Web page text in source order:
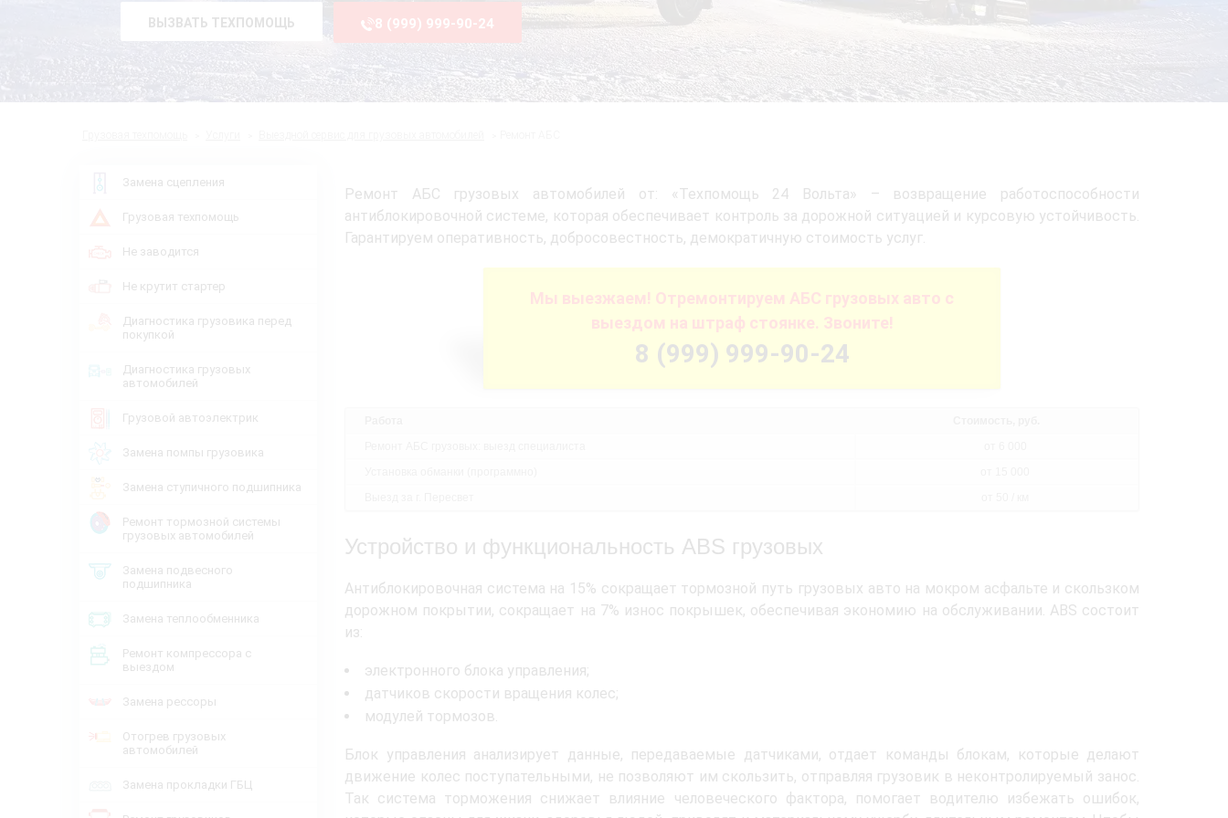
ВЫЗВАТЬ ТЕХПОМОЩЬ 8 (999) 999-90-24
Замена сцепления
Грузовая техпомощь
Не заводится
Не крутит стартер
Диагностика грузовика перед
покупкой
Диагностика грузовых
автомобилей
Грузовой автоэлектрик
Замена помпы грузовика
Замена ступичного подшипника
Ремонт тормозной системы
грузовых автомобилей
Замена подвесного
подшипника
Замена теплообменника
Ремонт компрессора с
выездом
Замена рессоры
Отогрев грузовых
автомобилей
Замена прокладки ГБЦ
Ремонт АБС грузовых автомобилей от: «Техпомощь 24 Вольта» – возвращение работоспособности
антиблокировочной системе, которая обеспечивает контроль за дорожной ситуацией и курсовую устойчивость.
Гарантируем оперативность, добросовестность, демократичную стоимость услуг.
Мы выезжаем! Отремонтируем АБС грузовых авто с
выездом на штраф стоянке. Звоните!
8 (999) 999-90-24
Устройство и функциональность ABS грузовых
Антиблокировочная система на 15% сокращает тормозной путь грузовых авто на мокром асфальте и скользком
дорожном покрытии, сокращает на 7% износ покрышек, обеспечивая экономию на обслуживании. ABS состоит
из:
электронного блока управления;
датчиков скорости вращения колес;
модулей тормозов.
Блок управления анализирует данные, передаваемые датчиками, отдает команды блокам, которые делают
движение колес поступательными, не позволяют им скользить, отправляя грузовик в неконтролируемый занос.
Так система торможения снижает влияние человеческого фактора, помогает водителю избежать ошибок,